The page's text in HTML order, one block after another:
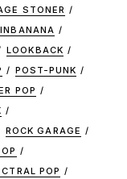
STONER
LOOKBACK
POST-PUNK
POP
ROCK GARAGE
POP